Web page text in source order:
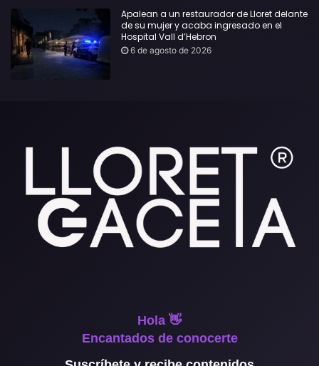
Apalean a un restaurador de Lloret delante
de su mujer y acaba ingresado en el
Hospital Vall d’Hebron
6 de agosto de 2026
Hola 👋
Encantados de conocerte